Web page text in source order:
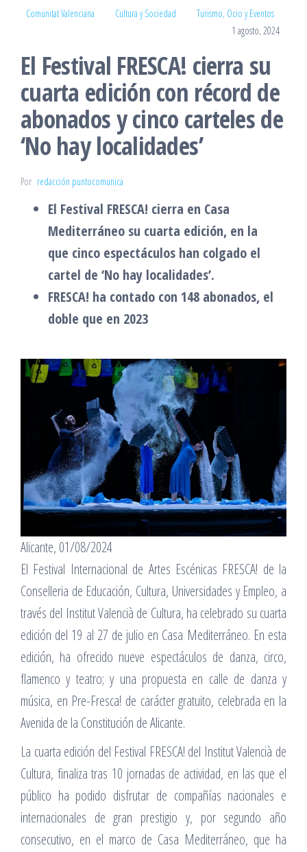
Comunitat Valenciana Cultura y Sociedad
Turismo, Ocio y Eventos
1 agosto, 2024
El Festival FRESCA! cierra su
cuarta edición con récord de
abonados y cinco carteles de
‘No hay localidades’
Por redacción puntocomunica
El Festival FRESCA! cierra en Casa
Mediterráneo su cuarta edición, en la
que cinco espectáculos han colgado el
cartel de ‘No hay localidades’.
FRESCA! ha contado con 148 abonados, el
doble que en 2023
Alicante, 01/08/2024
El Festival Internacional de Artes Escénicas FRESCA! de la
Conselleria de Educación, Cultura, Universidades y Empleo, a
través del Institut Valencià de Cultura, ha celebrado su cuarta
edición del 19 al 27 de julio en Casa Mediterráneo. En esta
edición, ha ofrecido nueve espectáculos de danza, circo,
flamenco y teatro; y una propuesta en calle de danza y
música, en Pre-Fresca! de carácter gratuito, celebrada en la
Avenida de la Constitución de Alicante.
La cuarta edición del Festival FRESCA! del Institut Valencià de
Cultura, finaliza tras 10 jornadas de actividad, en las que el
público ha podido disfrutar de compañías nacionales e
internacionales de gran prestigio y, por segundo año
consecutivo, en el marco de Casa Mediterráneo, que ha